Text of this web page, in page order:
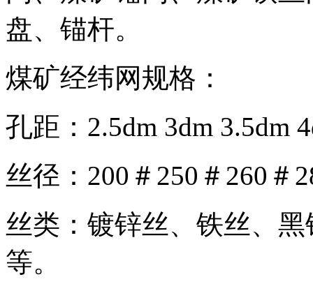
盘、锚杆。
煤矿经纬网规格：
孔距：2.5dm 3dm 3.5dm
丝径：200＃250＃260＃
丝类：镀锌丝、铁丝、
等。